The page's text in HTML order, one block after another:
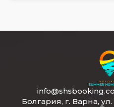
Болгария, г. Варна,